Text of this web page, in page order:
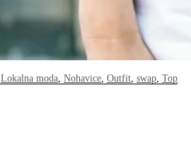
Lokalna moda, Nohavice, Outfit, swap, Top